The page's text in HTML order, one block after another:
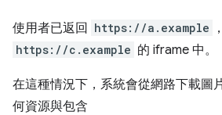
使用者已返回 https://a.example
https://c.example 的 iframe 中。
在這種情況下，系統會從網路下載圖
何資源與包含